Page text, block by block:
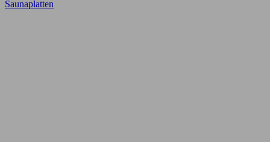
Saunaplatten